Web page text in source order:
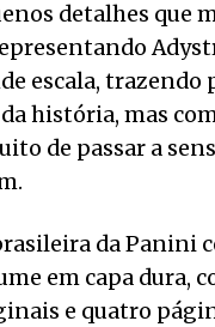
detalhes que
escala,
história, mas
de passar a
da Panini
em capa dura,
e quatro